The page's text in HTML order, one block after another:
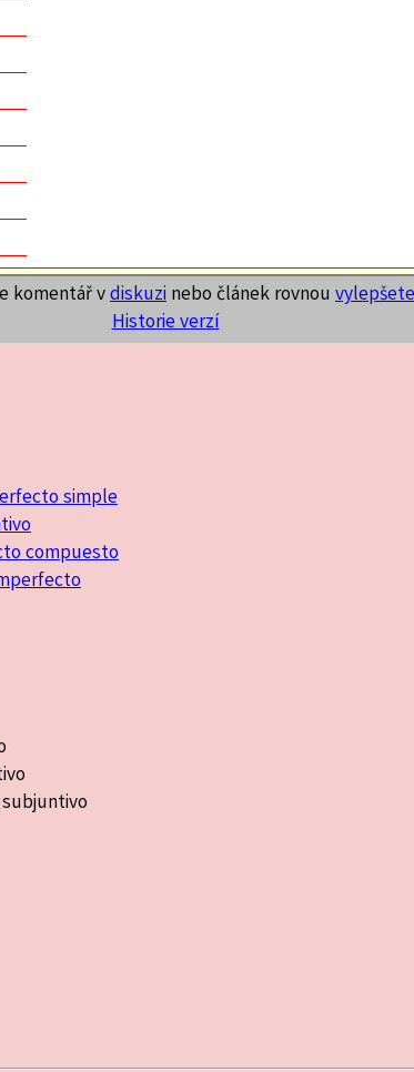
komentář vdiskuzi nebo článek rovnou vylepšete
Historie verzí
simple
compuesto